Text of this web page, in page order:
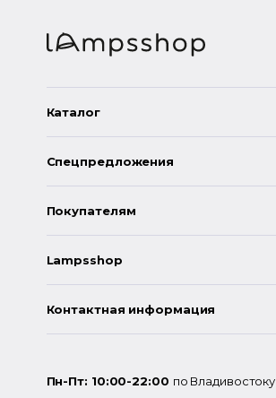
Каталог
Спецпредложения
Покупателям
Lampsshop
Контактная информация
Пн-Пт: 10:00-22:00 по Владивостоку